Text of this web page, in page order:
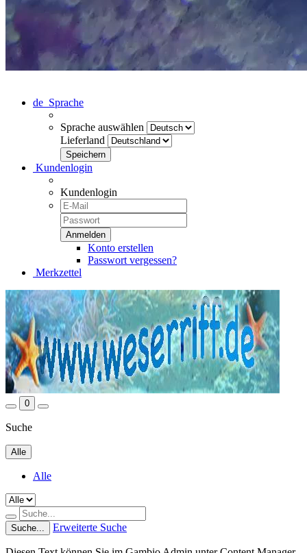
de Sprache
Sprache auswählen
Lieferland
Kundenlogin
Kundenlogin
Konto erstellen
Passwort vergessen?
Merkzettel
0
Suche
Alle
Alle
Suche... Erweiterte Suche